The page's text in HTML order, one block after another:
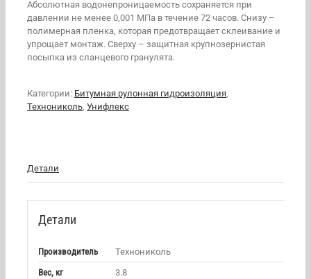
Абсолютная водонепроницаемость сохраняется при
давлении не менее 0,001 МПа в течение 72 часов. Снизу –
полимерная пленка, которая предотвращает склеивание и
упрощает монтаж. Сверху – защитная крупнозернистая
посыпка из сланцевого гранулята.
Категории: Битумная рулонная гидроизоляция
Технониколь Унифлекс
Детали
Детали
Производитель
Технониколь
Вес, кг
3.8